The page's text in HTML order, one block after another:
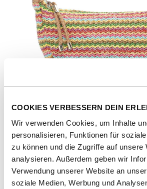
COOKIES VERBESSERN DEIN
Wir verwenden Cookies, um Inhalte
personalisieren, Funktionen für
zu können und die Zugriffe auf unsere
analysieren. Außerdem geben wir
Verwendung unserer Website an
soziale Medien, Werbung und
Artikel-Nr.207272-1181-1001